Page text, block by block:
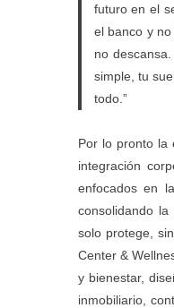
futuro en el
el banco y
no
simple, tu
todo.”
Por lo pronto la
integración
enfocados en
consolidando
solo protege,
Center &
y bienestar,
inmobiliario,